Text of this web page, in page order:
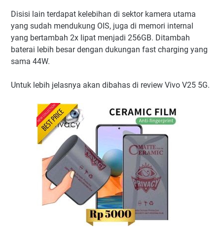
Disisi lain terdapat kelebihan di sektor kamera utama
yang sudah mendukung OIS, juga di memori internal
yang bertambah 2x lipat menjadi 256GB. Ditambah
baterai lebih besar dengan dukungan fast charging yang
sama 44W.
Untuk lebih jelasnya akan dibahas di review Vivo V25 5G.